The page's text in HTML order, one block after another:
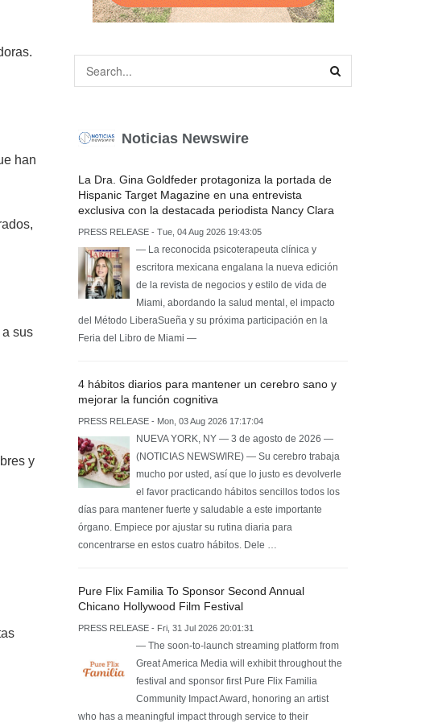
han
sus
y
Noticias Newswire
La Dra. Gina Goldfeder protagoniza la portada de
Hispanic Target Magazine en una entrevista
exclusiva con la destacada periodista Nancy Clara
PRESS RELEASE - Tue, 04 Aug 2026 19:43:05
— La reconocida psicoterapeuta clínica y
escritora mexicana engalana la nueva edición
de la revista de negocios y estilo de vida de
Miami, abordando la salud mental, el impacto
del Método LiberaSueña y su próxima participación en la
Feria del Libro de Miami —
4 hábitos diarios para mantener un cerebro sano y
mejorar la función cognitiva
PRESS RELEASE - Mon, 03 Aug 2026 17:17:04
NUEVA YORK, NY — 3 de agosto de 2026 —
(NOTICIAS NEWSWIRE) — Su cerebro trabaja
mucho por usted, así que lo justo es devolverle
el favor practicando hábitos sencillos todos los
días para mantener fuerte y saludable a este importante
órgano. Empiece por ajustar su rutina diaria para
concentrarse en estos cuatro hábitos. Dele …
Pure Flix Familia To Sponsor Second Annual
Chicano Hollywood Film Festival
PRESS RELEASE - Fri, 31 Jul 2026 20:01:31
— The soon-to-launch streaming platform from
Great America Media will exhibit throughout the
festival and sponsor first Pure Flix Familia
Community Impact Award, honoring an artist
who has a meaningful impact through service to their